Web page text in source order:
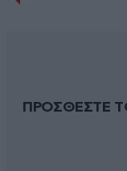
ΠΡΟΣΘΕΣΤΕ